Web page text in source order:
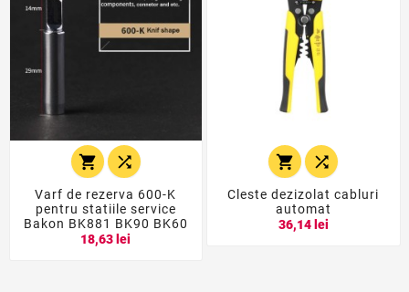
 
Varf de rezerva 600-K
pentru statiile service
Bakon BK881 BK90 BK60
18,63 lei
 
Cleste dezizolat cabluri
automat
36,14 lei